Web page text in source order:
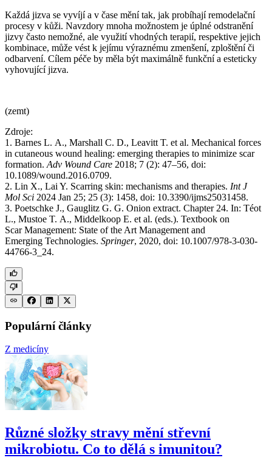
Každá jizva se vyvíjí a v čase mění tak, jak probíhají remodelační
procesy v kůži. Navzdory mnoha možnostem je úplné odstranění
jizvy často nemožné, ale využití vhodných terapií, respektive jejich
kombinace, může vést k jejímu výraznému zmenšení, zploštění či
odbarvení. Cílem péče by měla být maximálně funkční a esteticky
vyhovující jizva.
(zemt)
Zdroje:
1. Barnes L. A., Marshall C. D., Leavitt T. et al. Mechanical forces
in cutaneous wound healing: emerging therapies to minimize scar
formation. Adv Wound Care 2018; 7 (2): 47–56, doi:
10.1089/wound.2016.0709.
2. Lin X., Lai Y. Scarring skin: mechanisms and therapies. Int J
Mol Sci 2024 Jan 25; 25 (3): 1458, doi: 10.3390/ijms25031458.
3. Poetschke J., Gauglitz G. G. Onion extract. Chapter 24. In: Téot
L., Mustoe T. A., Middelkoop E. et al. (eds.). Textbook on
Scar Management: State of the Art Management and
Emerging Technologies. Springer, 2020, doi: 10.1007/978-3-030-
44766-3_24.
Populární články
Z medicíny
Různé složky stravy mění střevní
mikrobiotu. Co to dělá s imunitou?